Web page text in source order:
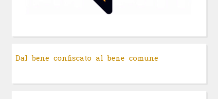
Dal bene confiscato al bene comune